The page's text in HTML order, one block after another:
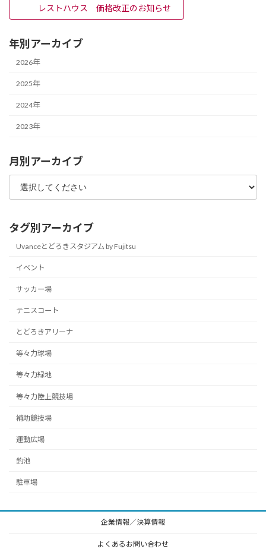
レストハウス 価格改正のお知らせ
年別アーカイブ
2026年
2025年
2024年
2023年
月別アーカイブ
タグ別アーカイブ
Uvanceとどろきスタジアム by Fujitsu
イベント
サッカー場
テニスコート
とどろきアリーナ
等々力球場
等々力緑地
等々力陸上競技場
補助競技場
運動広場
釣池
駐車場
企業情報／決算情報
よくあるお問い合わせ